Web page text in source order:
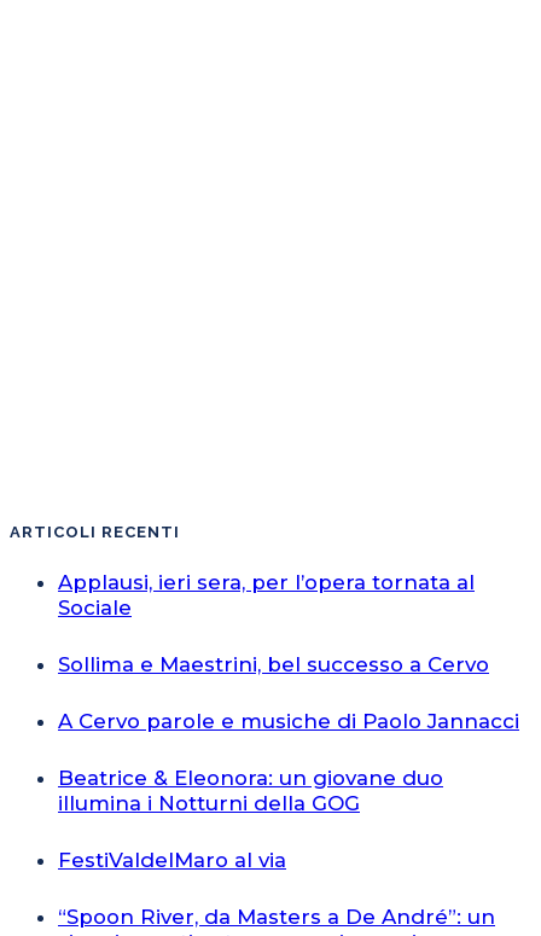
ARTICOLI RECENTI
Applausi, ieri sera, per l’opera tornata al
Sociale
Sollima e Maestrini, bel successo a Cervo
A Cervo parole e musiche di Paolo Jannacci
Beatrice & Eleonora: un giovane duo
illumina i Notturni della GOG
FestiValdelMaro al via
“Spoon River, da Masters a De André”: un